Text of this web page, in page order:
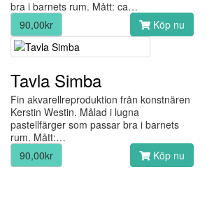
bra i barnets rum. Mått: ca…
90,00kr
Köp nu
Tavla Simba
Fin akvarellreproduktion från konstnären
Kerstin Westin. Målad i lugna
pastellfärger som passar bra i barnets
rum. Mått:…
90,00kr
Köp nu